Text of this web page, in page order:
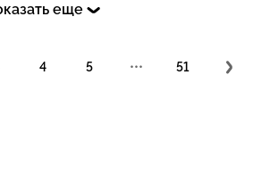
еще
4 5 ••• 51